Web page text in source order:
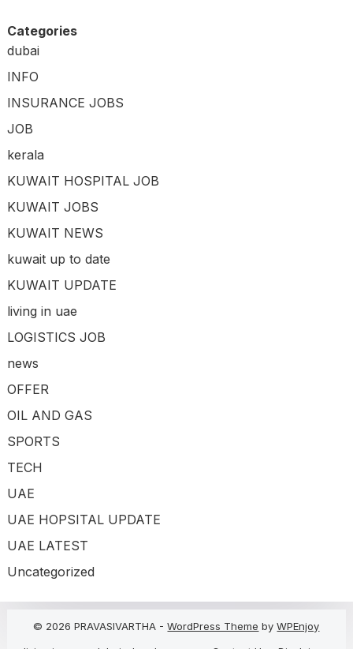
Categories
dubai
INFO
INSURANCE JOBS
JOB
kerala
KUWAIT HOSPITAL JOB
KUWAIT JOBS
KUWAIT NEWS
kuwait up to date
KUWAIT UPDATE
living in uae
LOGISTICS JOB
news
OFFER
OIL AND GAS
SPORTS
TECH
UAE
UAE HOPSITAL UPDATE
UAE LATEST
Uncategorized
© 2026 PRAVASIVARTHA -WordPress Theme byWPEnjoy